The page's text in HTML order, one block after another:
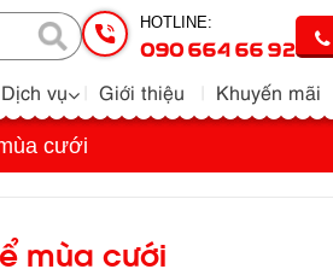
HOTLINE:
090 664 66 92
Dịch vụ Giới thiệu Khuyến mãi
cưới
mùa cưới